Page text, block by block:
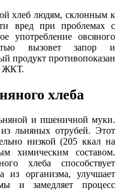
хлеб людям, склонным к
вред при проблемах с
употребление овсяного
вызовет запор и
продукт противопоказан
ЖКТ.
хлеба
и пшеничной муки.
льняных отрубей. Этот
низкой (205 ккал на
химическим составом.
хлеба способствует
из организма, улучшает
и замедляет процесс